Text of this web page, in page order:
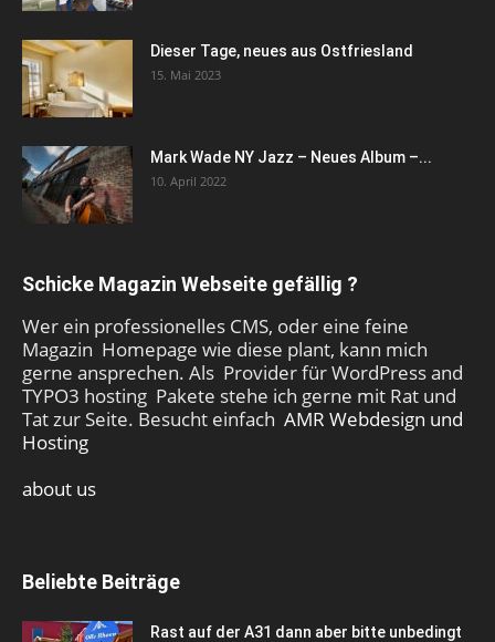
Dieser Tage, neues aus Ostfriesland
15. Mai 2023
Mark Wade NY Jazz – Neues Album –...
10. April 2022
Schicke Magazin Webseite gefällig ?
Wer ein professionelles CMS, oder eine feine
Magazin Homepage wie diese plant, kann mich
gerne ansprechen. Als Provider für WordPress and
TYPO3 hosting Pakete stehe ich gerne mit Rat und
Tat zur Seite. Besucht einfach AMR Webdesign und
Hosting
about us
Beliebte Beiträge
Rast auf der A31 dann aber bitte unbedingt